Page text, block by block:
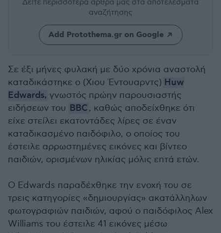
Δείτε περισσότερα άρθρα μας στα αποτελέσματα
αναζήτησης
Add Protothema.gr on Google
Σε έξι μήνες φυλακή με δύο χρόνια αναστολή
καταδικάστηκε ο (Χιου Έντουαρντς) Huw
Edwards, γνωστός πρώην παρουσιαστής
ειδήσεων του BBC, καθώς αποδείχθηκε ότι
είχε στείλει εκατοντάδες λίρες σε έναν
καταδικασμένο παιδόφιλο, ο οποίος του
έστειλε αρρωστημένες εικόνες και βίντεο
παιδιών, ορισμένων ηλικίας μόλις επτά ετών.
Ο Edwards παραδέχθηκε την ενοχή του σε
τρεις κατηγορίες «δημιουργίας» ακατάλληλων
φωτογραφιών παιδιών, αφού ο παιδόφιλος Alex
Williams του έστειλε 41 εικόνες μέσω